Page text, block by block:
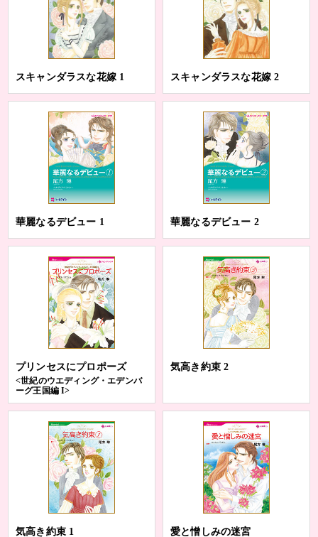
スキャンダラスな花嫁 1 スキャンダラスな花嫁 2
華麗なるデビュー 1 華麗なるデビュー 2
プリンセスにプロポーズ
<世紀のウエディング・エデンバ
ーグ王国編 I>
気高き約束 2
気高き約束 1 愛と憎しみの迷宮